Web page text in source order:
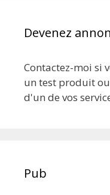
Devenez
Contactez-moi si
un test produit
d'un de vos
Pub